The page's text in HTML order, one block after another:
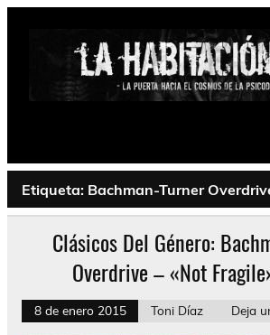
Saltar
Psychedelic, Stoner, Doom, Sludge,
Etiqueta: Bachman-Turner
Clásicos Del Género:
Overdrive – «Not
8 de enero 2015 Toni Díaz Deja